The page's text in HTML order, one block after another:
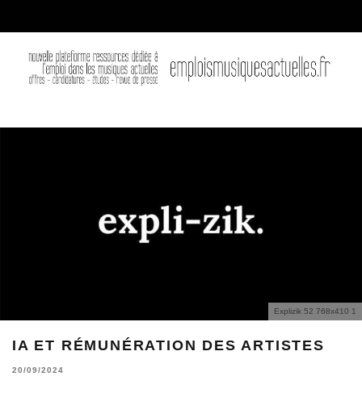
Explizik 52 768x410 1
IA ET RÉMUNÉRATION DES ARTISTES
20/09/2024